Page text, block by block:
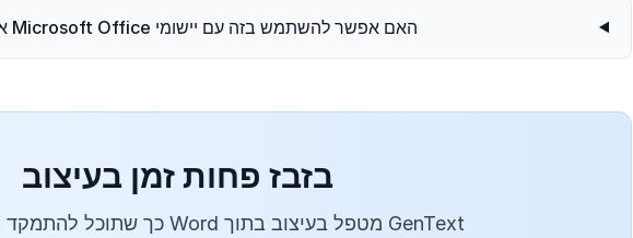
האם אפשר להשתמש בזה עם יישומי Microsoft Office אחרים?
בזבז פחות זמן בעיצוב
GenText מטפל בעיצוב בתוך Word כך שתוכל להתמקד בכתיבה שלך.